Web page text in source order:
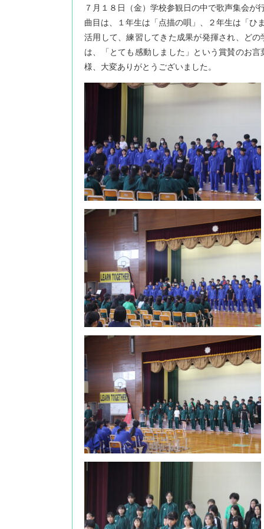
７月１８日（金）学校参観日の中で歌声集会
曲目は、１年生は「点描の唄」、２年生は「ひ
活用して、練習してきた成果が発揮され、ど
は、「とても感動しました」という賞賛のお
様、大変ありがとうございました。